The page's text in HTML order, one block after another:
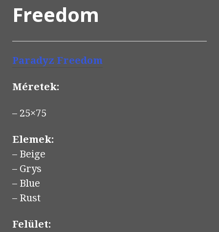
Freedom
Paradyz Freedom
Méretek:
– 25×75
Elemek:
– Beige
– Grys
– Blue
– Rust
Felület: